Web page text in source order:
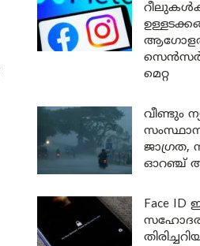
മെറ്റ
വീണ്ടും
ജാഗ്രത,
ഓറഞ്ച്
Face ID